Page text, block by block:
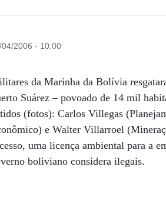
04/2006 - 10:00
da Marinha da Bolívia
Suárez – povoado de 14 mil
(fotos): Carlos Villegas
e Walter Villarroel
uma licença ambiental para a
boliviano considera ilegais.